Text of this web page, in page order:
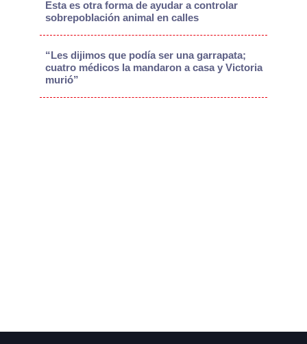
Esta es otra forma de ayudar a controlar
sobrepoblación animal en calles
“Les dijimos que podía ser una garrapata;
cuatro médicos la mandaron a casa y Victoria
murió”